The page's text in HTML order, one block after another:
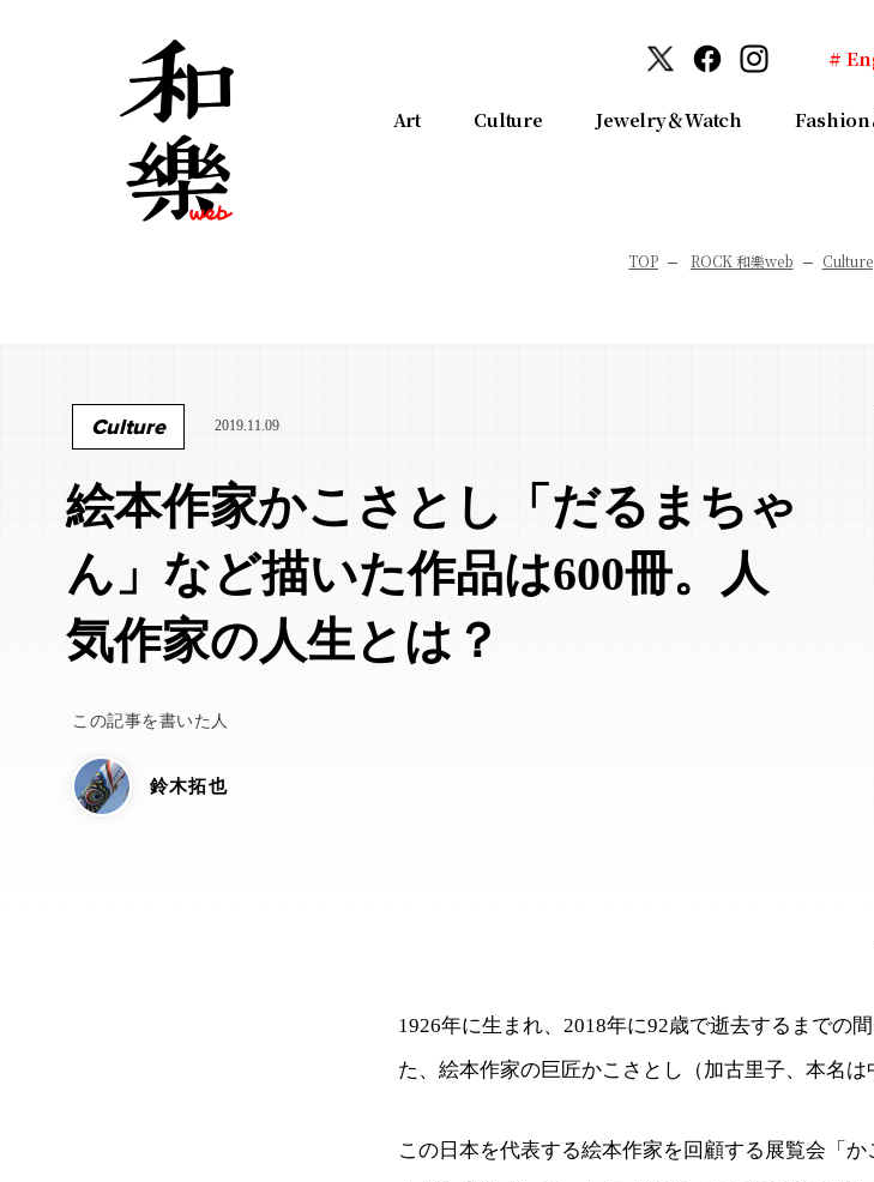
#
Art Culture Jewelry＆Watch Fashion
TOP ROCK 和樂web Culture
Culture 2019.11.09
絵本作家かこさとし「だるまちゃ
ん」など描いた作品は600冊。人
気作家の人生とは？
この記事を書いた人
鈴木拓也
1926年に生まれ、2018年に92歳で逝去するまでの
た、絵本作家の巨匠かこさとし（加古里子、本名は
この日本を代表する絵本作家を回顧する展覧会「